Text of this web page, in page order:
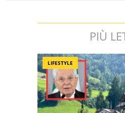
PIÙ
LIFESTYLE